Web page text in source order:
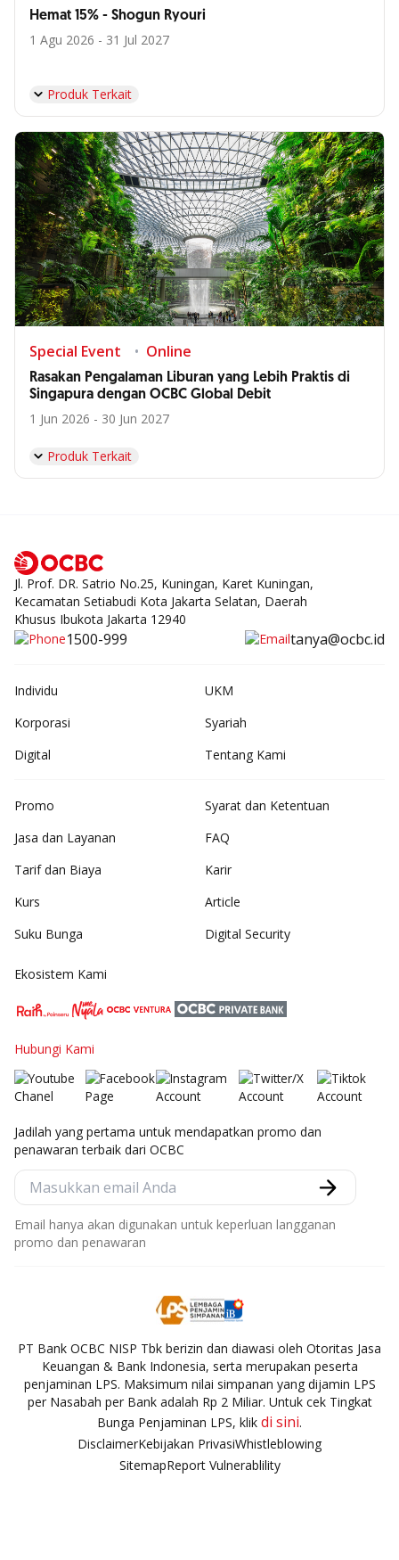
Hemat 15% - Shogun Ryouri
1 Agu 2026 - 31 Jul 2027
Produk Terkait
Special Event Online
Rasakan Pengalaman Liburan yang Lebih Praktis di
Singapura dengan OCBC Global Debit
1 Jun 2026 - 30 Jun 2027
Produk Terkait
Jl. Prof. DR. Satrio No.25, Kuningan, Karet Kuningan,
Kecamatan Setiabudi Kota Jakarta Selatan, Daerah
Khusus Ibukota Jakarta 12940
1500-999 tanya@ocbc.id
Individu
UKM
Korporasi
Syariah
Digital
Tentang Kami
Promo
Jasa dan Layanan
Tarif dan Biaya
Kurs
Suku Bunga
Syarat dan Ketentuan
FAQ
Karir
Article
Digital Security
Ekosistem Kami
Hubungi Kami
Jadilah yang pertama untuk mendapatkan promo dan
penawaran terbaik dari OCBC
Email hanya akan digunakan untuk keperluan langganan
promo dan penawaran
PT Bank OCBC NISP Tbk berizin dan diawasi oleh Otoritas Jasa
Keuangan & Bank Indonesia, serta merupakan peserta
penjaminan LPS. Maksimum nilai simpanan yang dijamin LPS
per Nasabah per Bank adalah Rp 2 Miliar. Untuk cek Tingkat
Bunga Penjaminan LPS, klik di sini.
DisclaimerKebijakan PrivasiWhistleblowing
SitemapReport Vulnerablility